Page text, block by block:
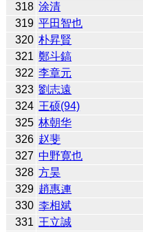
318 涂清
319 平田智也
320 朴昇賢
321 鄭斗鎬
322 李章元
323 劉志遠
324 王硕(94)
325 林朝华
326 赵斐
327 中野寛也
328 方昊
329 趙惠連
330 李相斌
331 王立誠